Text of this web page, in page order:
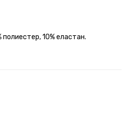
10% еластан.